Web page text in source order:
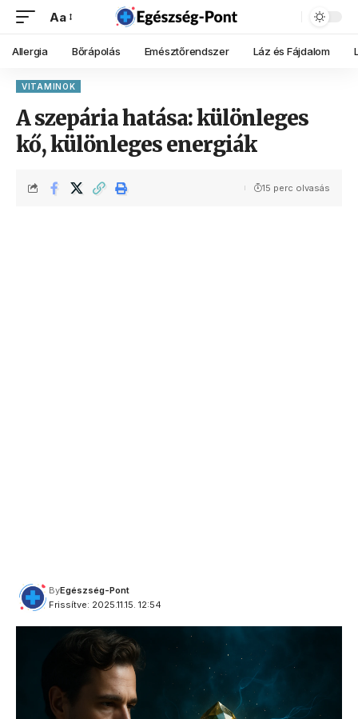
Aa
Allergia Bőrápolás Emésztőrendszer Láz és Fájdalom
VITAMINOK
A szepária hatása: különleges
kő, különleges energiák
Frissítve: 2025.11.15. 12:54
ByEgészség-Pont
15 perc olvasás